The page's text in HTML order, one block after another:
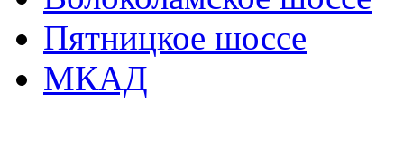
Пятницкое шоссе
МКАД